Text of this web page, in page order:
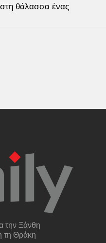
θάλασσα ένας
την Ξάνθη
τη Θράκη